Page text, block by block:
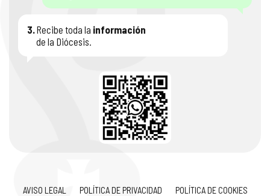
3.Recibe toda la información
de la Diócesis.
AVISO LEGAL POLÍTICA DE PRIVACIDAD POLÍTICA DE COOKIES